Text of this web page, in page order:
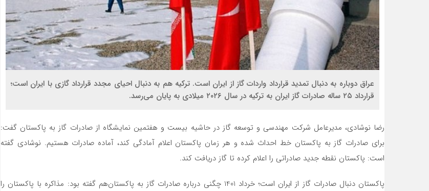
عراق دوباره به دنبال تمدید قرارداد واردات گاز از ایران است. ترکیه هم به دنبال احیای مجدد قرارداد گازی با ایران است؛
قرارداد ۲۵ ساله صادرات گاز ایران به ترکیه در سال ۲۰۲۶ میلادی به پایان می‌رسد.
رضا نوشادی، مدیرعامل شرکت مهندسی و توسعه گاز در حاشیه بیست و هفتمین نمایشگاه از صادرات گاز به پاکستان گفت:
برای صادرات گاز به پاکستان خط احداث شده و هر زمان پاکستان اعلام آمادگی کند، آماده صادرات هستیم. نوشادی گفته
است: پاکستان نقطه جدید صادراتی را اعلام کرده تا گاز دریافت کند.
پاکستان دنبال صادرات گاز از ایران است؛ خرداد 1401 چگنی درباره صادرات گاز به پاکستان‌هم گفته بود: مذاکره با پاکستان را